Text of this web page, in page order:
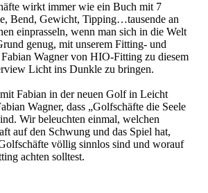
wirkt immer wie ein Buch mit 7
Bend, Gewicht, Tipping…tausende an
einprasseln, wenn man sich in die Welt
genug, mit unserem Fitting- und
Wagner von HIO-Fitting zu diesem
Licht ins Dunkle zu bringen.
Fabian in der neuen Golf in Leicht
Wagner, dass „Golfschäfte die Seele
Wir beleuchten einmal, welchen
auf den Schwung und das Spiel hat,
völlig sinnlos sind und worauf
achten solltest.